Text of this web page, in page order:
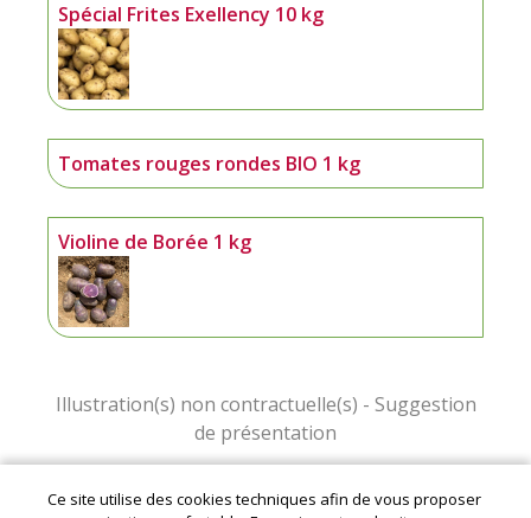
Spécial Frites Exellency 10 kg
Tomates rouges rondes BIO 1 kg
Violine de Borée 1 kg
Mentions légales|Conditions Générales de Ventes|
Ce site utilise des cookies techniques afin de vous proposer